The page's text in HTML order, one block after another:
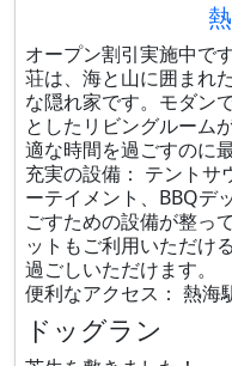
オープン割引実施中で
荘は、海と山に囲まれ
な隠れ家です。モダン
としたリビングルーム
適な時間を過ごすのに最
充実の設備： テントサ
ーテイメント、BBQデ
ごすための設備が整っ
ットもご利用いただけ
過ごしいただけます。
便利なアクセス： 熱海
ドッグラン